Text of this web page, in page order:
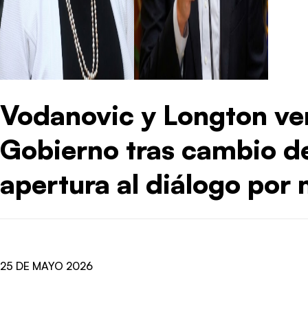
Vodanovic y Longton
Gobierno tras cambio
apertura al diálogo por
25 DE MAYO 2026